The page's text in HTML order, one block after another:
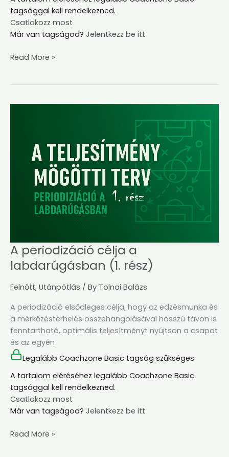
tagsággal kell rendelkezned.
Csatlakozz most
Már van tagságod? Jelentkezz be itt
Read More »
A periodizáció célja a
labdarúgásban (1. rész)
Felnőtt, Utánpótlás / By Tolnai Balázs
A periodizáció elsődleges célja, hogy az edzésmunka és
a mérkőzésterhelés összehangolásával hosszú távon is
fenntartható, optimális teljesítményt nyújtson a csapat
és az egyén
Legalább Coachzone Basic tagság szükséges
A tartalom eléréséhez legalább Coachzone Basic
tagsággal kell rendelkezned.
Csatlakozz most
Már van tagságod? Jelentkezz be itt
labdarúgásban
Read More »